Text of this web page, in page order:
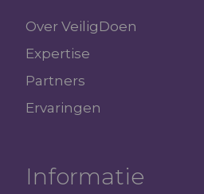
Over VeiligDoen
Expertise
Partners
Ervaringen
Informatie